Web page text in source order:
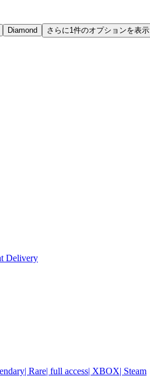
Diamond
さらに1件のオプションを表示
Delivery
Rare| full access| XBOX| Steam